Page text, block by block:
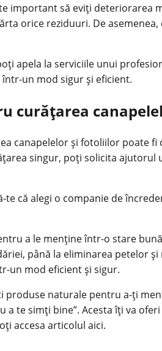
important să eviți deteriorarea
orice reziduuri. De
apela la serviciile unui
un mod sigur și eficient.
curățarea
canapelelor și fotoliilor poate
singur, poți solicita
că alegi o companie de
a le menține într-o stare
până la eliminarea petelor
un mod eficient și sigur.
naturale pentru a-ți
te simți bine”. Acesta îți va
accesa articolul aici.